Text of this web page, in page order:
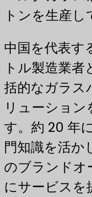
トンを生産し
中国を代表す
トル製造業
括的なガラス
リューション
す。約 20 年
門知識を活か
のブランドオ
にサービスを